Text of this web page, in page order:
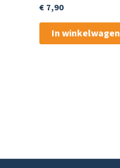
€7,90
In winkelwagen